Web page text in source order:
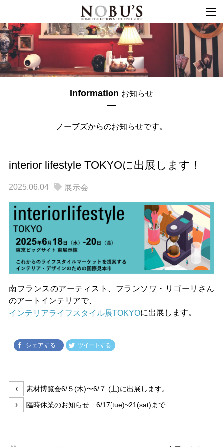
Information お知らせ
ノーブズからのお知らせです。
interior lifestyle TOKYOに出展します！
2025.06.04 展示会
南フランスのアーティスト、フランソワ・リゴーリさん
のアートインテリアで、
インテリアライフスタイル展TOKYOに出展します。
シェアする ツイートする
投
稿
ナ
‹
前
投
素材博覧会6/５(木)〜6/７ (土)に出展します。
›
次
臨時休業のお知らせ 6/17(tue)~21(sat)まで